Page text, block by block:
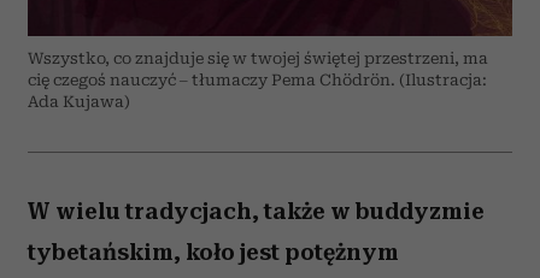
Wszystko, co znajduje się w twojej świętej przestrzeni, ma
cię czegoś nauczyć – tłumaczy Pema Chödrön. (Ilustracja:
Ada Kujawa)
W wielu tradycjach, także w buddyzmie
tybetańskim, koło jest potężnym